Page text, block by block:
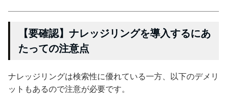
【要確認】ナレッジリングを導入するにあ
たっての注意点
ナレッジリングは検索性に優れている一方、以下のデメリ
ットもあるので注意が必要です。